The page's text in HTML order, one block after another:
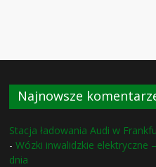
Najnowsze
Stacja ładowania Audi w
-Wózki inwalidzkie elektryczne
dnia